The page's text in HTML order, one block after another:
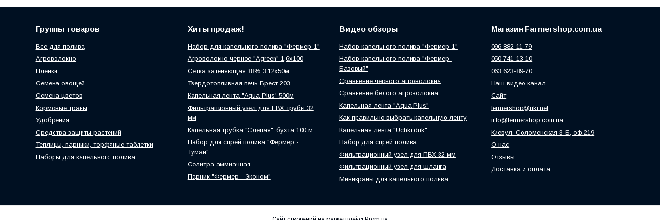
Группы товаров
Все для полива
Агроволокно
Пленки
Семена овощей
Семена цветов
Кормовые травы
Удобрения
Средства защиты растений
Теплицы, парники, торфяные таблетки
Наборы для капельного полива
Хиты продаж!
Набор для капельного полива "Фермер-1"
Агроволокно черное "Agreen" 1,6х100
Сетка затеняющая 38% 3,12х50м
Твердотопливная печь Брест 203
Капельная лента "Aqua Plus" 500м
Фильтрационный узел для ПВХ трубы 32
мм
Капельная трубка "Слепая", бухта 100 м
Набор для спрей полива "Фермер -
Туман"
Селитра аммиачная
Парник "Фермер - Эконом"
Видео обзоры
Набор капельного полива "Фермер-1"
Набор капельного полива "Фермер-
Базовый"
Сравнение черного агроволокна
Сравнение белого агроволокна
Капельная лента "Aqua Plus"
Как правильно выбрать капельную ленту
Капельная лента "Uchkuduk"
Набор для спрей полива
Фильтрационный узел для ПВХ 32 мм
Фильтрационный узел для шланга
Миникраны для капельного полива
Магазин Farmershop.com.ua
096 882-11-79
050 741-13-10
063 623-89-70
Наш видео канал
Сайт
fermershop@ukr.net
info@fermershop.com.ua
Киевул. Соломенская 3-Б, оф.219
О нас
Отзывы
Доставка и оплата